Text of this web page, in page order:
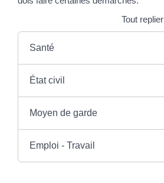
Tout replier
Santé
État civil
Moyen de garde
Emploi - Travail